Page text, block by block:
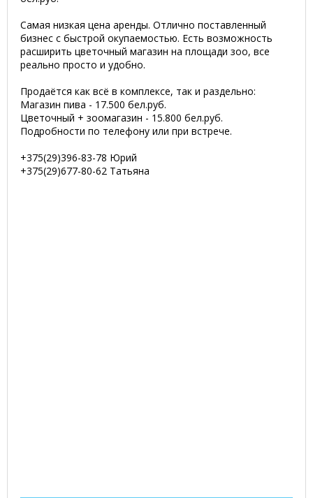
Самая низкая цена аренды. Отлично поставленный
бизнес с быстрой окупаемостью. Есть возможность
расширить цветочный магазин на площади зоо, все
реально просто и удобно.
Продаётся как всё в комплексе, так и раздельно:
Магазин пива - 17.500 бел.руб.
Цветочный + зоомагазин - 15.800 бел.руб.
Подробности по телефону или при встрече.
+375(29)396-83-78 Юрий
+375(29)677-80-62 Татьяна